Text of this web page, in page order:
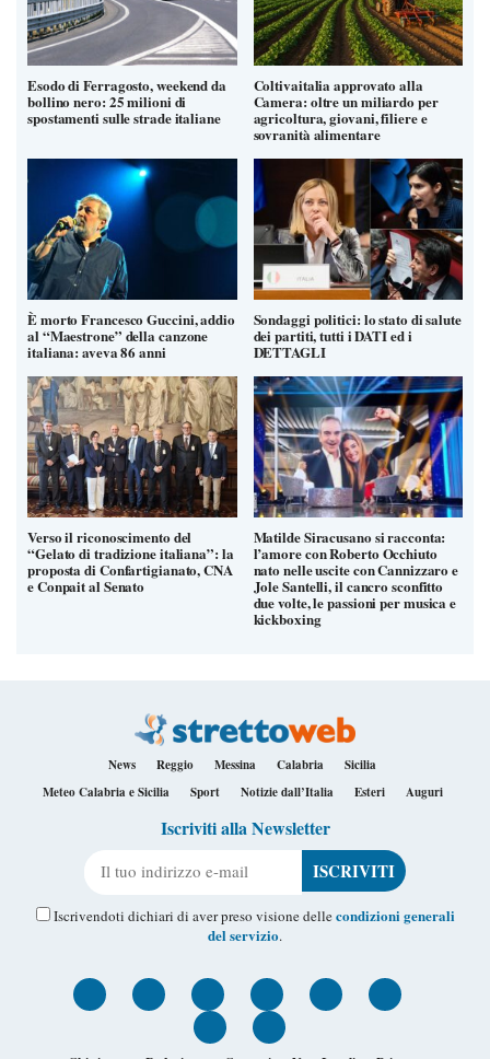
Esodo di Ferragosto, weekend da
bollino nero: 25 milioni di
spostamenti sulle strade italiane
Coltivaitalia approvato alla
Camera: oltre un miliardo per
agricoltura, giovani, filiere e
sovranità alimentare
È morto Francesco Guccini, addio
al “Maestrone” della canzone
italiana: aveva 86 anni
Sondaggi politici: lo stato di salute
dei partiti, tutti i DATI ed i
DETTAGLI
Verso il riconoscimento del
“Gelato di tradizione italiana”: la
proposta di Confartigianato, CNA
e Conpait al Senato
Matilde Siracusano si racconta:
l’amore con Roberto Occhiuto
nato nelle uscite con Cannizzaro e
Jole Santelli, il cancro sconfitto
due volte, le passioni per musica e
kickboxing
News Reggio Messina Calabria
Sicilia
Meteo Calabria e Sicilia
Sport Notizie dall’Italia Esteri Auguri
Iscriviti alla Newsletter
Iscrivendoti dichiari di aver preso visione dellecondizioni generali
del servizio.